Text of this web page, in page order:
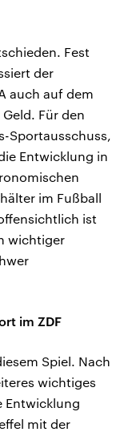
Fest
der
auch auf dem
Für den
Sportausschuss,
Entwicklung in
im Fußball
ist
wichtiger
im ZDF
Spiel. Nach
wichtiges
Entwicklung
mit der